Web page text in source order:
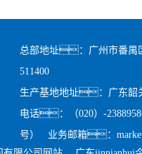
总部地址：广州市番禺
511400
生产基地地址：广东韶
电话：（020）-
号） 业务邮箱：